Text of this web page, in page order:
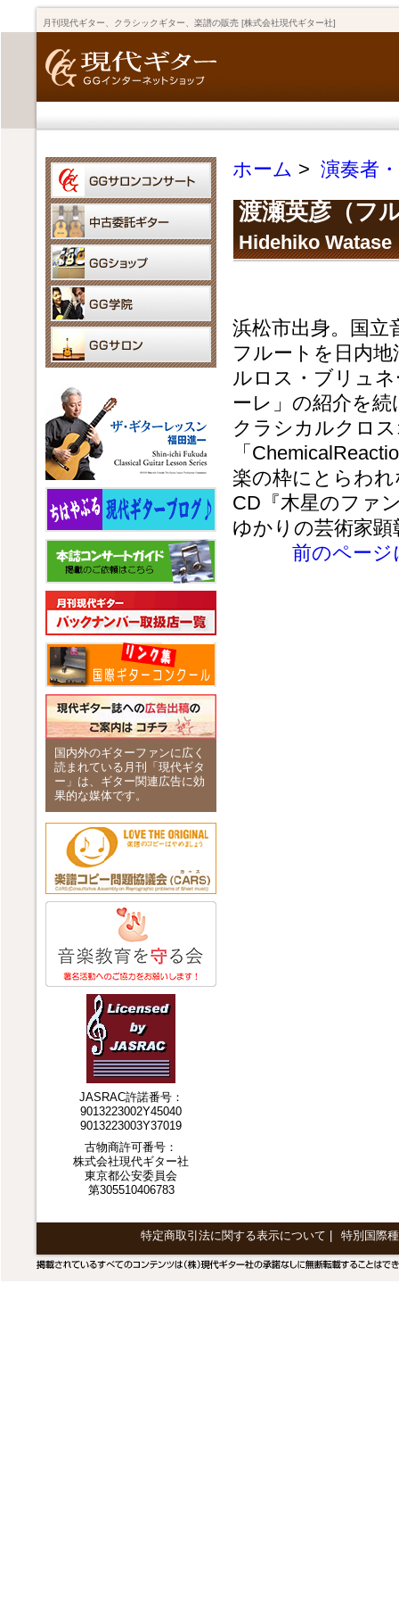
月刊現代ギター、クラシックギター、楽譜の販売 [株式会社現代ギター社]
ホーム > 演奏者
渡瀬英彦（フ
Hidehiko Watase
浜松市出身。国立
フルートを日内
ルロス・ブリュ
ーレ」の紹介を
クラシカルクロ
「
楽の枠にとらわ
CD『木星のファ
ゆかりの芸術家
前のページ
国内外のギターファンに広く
読まれている月刊「現代ギタ
ー」は、ギター関連広告に効
果的な媒体です。
JASRAC許諾番号：
9013223002Y45040
9013223003Y37019
古物商許可番号：
株式会社現代ギター社
東京都公安委員会
第305510406783
特定商取引法に関する表示について 特別国際